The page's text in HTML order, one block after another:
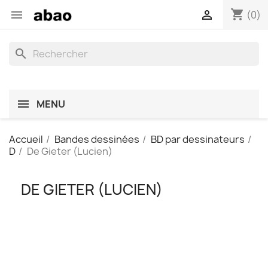
 shopping_cart (0)

search
MENU
Accueil Bandes dessinées
BD par dessinateurs
D
De Gieter (Lucien)
DE GIETER (LUCIEN)